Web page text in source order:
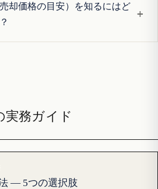
却価格の目安）を知るにはど
+
実務ガイド
— 5つの選択肢